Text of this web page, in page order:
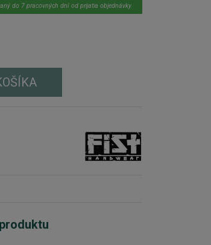
do 7 pracovných dní od prijatia objednávky.